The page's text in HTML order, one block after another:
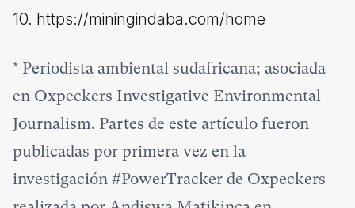
10. https://miningindaba.com/home
* Periodista ambiental sudafricana; asociada
en Oxpeckers Investigative Environmental
Journalism. Partes de este artículo fueron
publicadas por primera vez en la
investigación #PowerTracker de Oxpeckers